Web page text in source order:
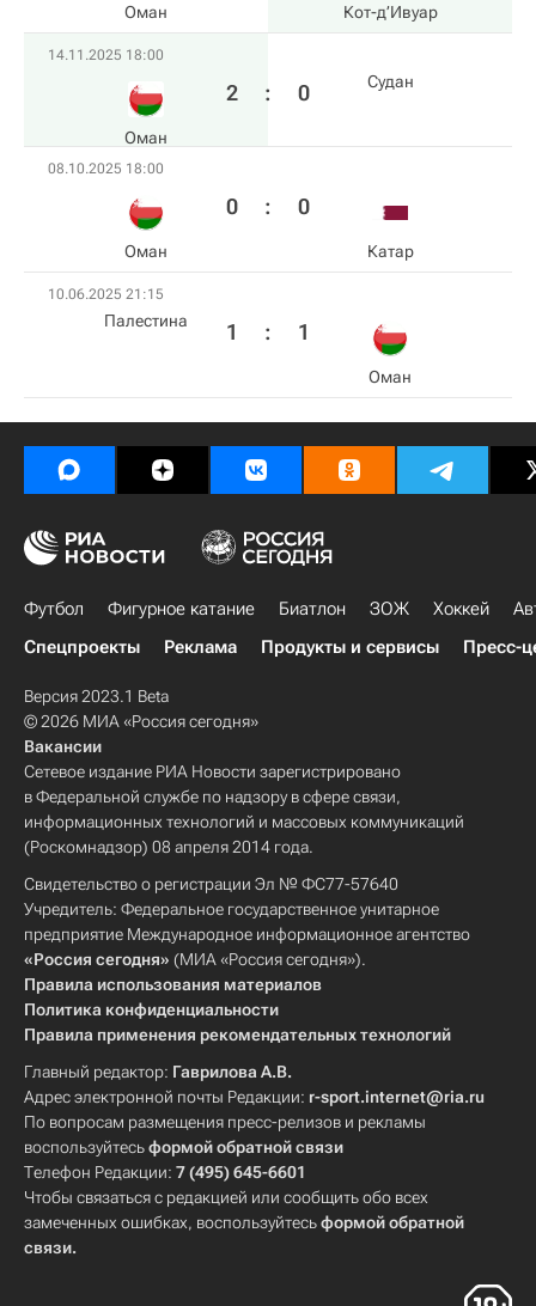
Оман Кот-д’Ивуар
14.11.2025 18:00
Оман
2 : 0 Судан
08.10.2025 18:00
Оман
0 : 0
Катар
10.06.2025 21:15
Палестина 1 : 1
Оман
Футбол Фигурное катание Биатлон ЗОЖ Хоккей
Спецпроекты
Реклама Продукты и сервисы Пресс-
Версия 2023.1 Beta
© 2026 МИА «Россия сегодня»
Вакансии
Сетевое издание РИА Новости зарегистрировано
в Федеральной службе по надзору в сфере связи,
информационных технологий и массовых коммуникаций
(Роскомнадзор) 08 апреля 2014 года.
Свидетельство о регистрации Эл № ФС77-57640
Учредитель: Федеральное государственное унитарное
предприятие Международное информационное агентство
«Россия сегодня» (МИА «Россия сегодня»).
Правила использования материалов
Политика конфиденциальности
Правила применения рекомендательных технологий
Главный редактор: Гаврилова А.В.
Адрес электронной почты Редакции: r-sport.internet@ria.ru
По вопросам размещения пресс-релизов и рекламы
воспользуйтесьформой обратной связи
Телефон Редакции: 7 (495) 645-6601
Чтобы связаться с редакцией или сообщить обо всех
замеченных ошибках, воспользуйтесьформой обратной
связи.